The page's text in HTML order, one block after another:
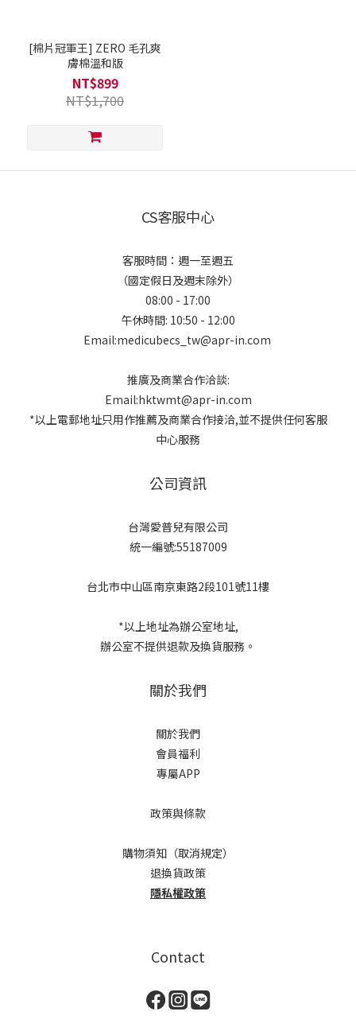
[棉片冠軍王] ZERO 毛孔爽
膚棉溫和版
NT$899
NT$1,700
CS客服中心
客服時間：週一至週五
（國定假日及週末除外）
08:00 - 17:00
午休時間: 10:50 - 12:00
Email:medicubecs_tw@apr-in.com
推廣及商業合作洽談:
Email:hktwmt@apr-in.com
*以上電郵地址只用作推薦及商業合作接洽,並不提供任何客服
中心服務
公司資訊
台灣愛普兒有限公司
統一編號:55187009
台北市中山區南京東路2段101號11樓
*以上地址為辦公室地址,
辦公室不提供退款及換貨服務。
關於我們
關於我們
會員福利
專屬APP
政策與條款
購物須知（取消規定）
退換貨政策
隱私權政策
Contact